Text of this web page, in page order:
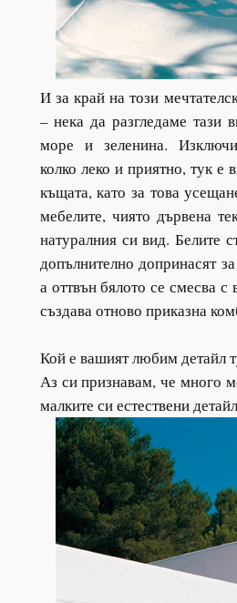
И за край на този
– нека да разгледаме тази
море и зеленина.
колко леко и приятно, тук е
къщата, като за това
мебелите, чиято дървена
натуралния си вид. Белите
допълнително допринасят
а оттвън бялото се смесва с
създава отново приказна
Кой е вашият любим детайл
Аз си признавам, че много
малките си естествени